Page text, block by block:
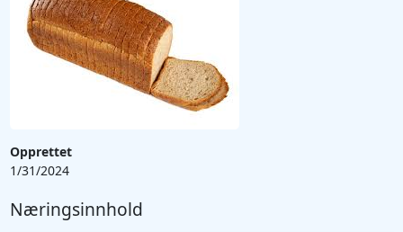
Opprettet
1/31/2024
Næringsinnhold